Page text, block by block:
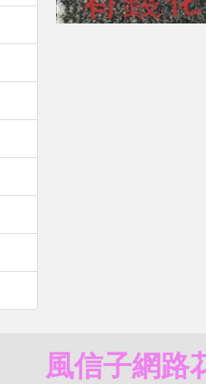
風信子網路